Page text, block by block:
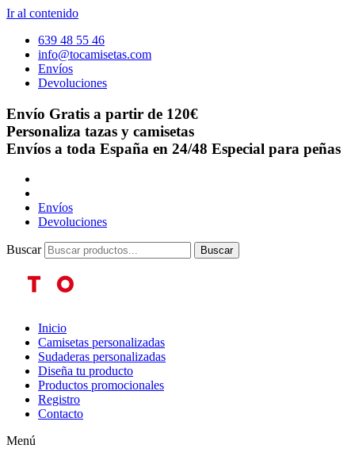
Ir al contenido
639 48 55 46
info@tocamisetas.com
Envíos
Devoluciones
Envío Gratis a partir de 120€
Personaliza tazas y camisetas
Envíos a toda España en 24/48 Especial para peñas
Envíos
Devoluciones
Buscar Buscar
Inicio
Camisetas personalizadas
Sudaderas personalizadas
Diseña tu producto
Productos promocionales
Registro
Contacto
Menú